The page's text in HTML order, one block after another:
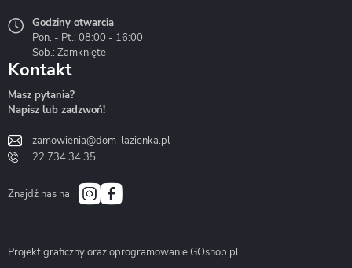
Liveno
Bath&Spa
Godziny otwarcia
Pon. - Pt.: 08:00 - 16:00
Sob.: Zamknięte
Kontakt
Masz pytania?
Napisz lub zadzwoń!
zamowienia@dom-lazienka.pl
22 734 34 35
Znajdź nas na
Projekt graficzny oraz oprogramowanie GOshop.pl